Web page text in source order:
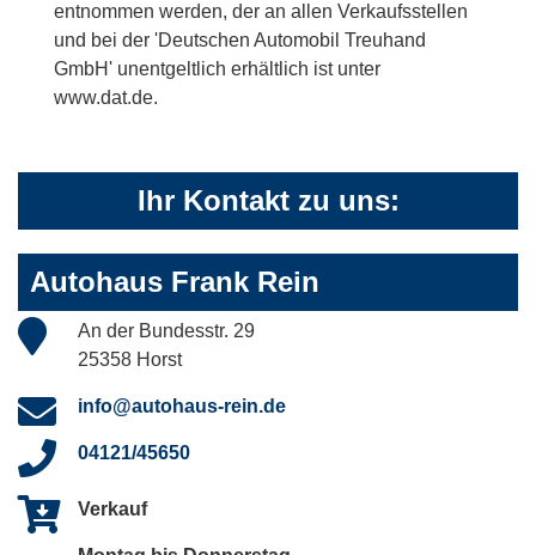
entnommen werden, der an allen Verkaufsstellen
und bei der 'Deutschen Automobil Treuhand
GmbH' unentgeltlich erhältlich ist unter
www.dat.de.
Ihr Kontakt zu uns:
Autohaus Frank Rein
An der Bundesstr. 29
25358 Horst
info@autohaus-rein.de
04121/45650
Verkauf